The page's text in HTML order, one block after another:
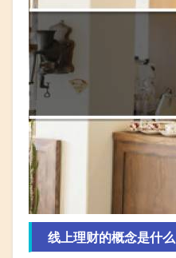
线上理财的概念是什么